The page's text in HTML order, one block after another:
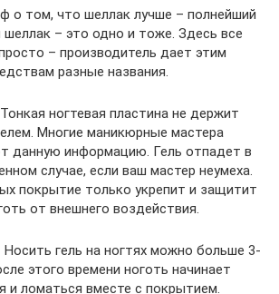
о том, что шеллак лучше – полнейший
шеллак – это одно и тоже. Здесь все
– производитель дает этим
разные названия.
Тонкая ногтевая пластина не держит
Многие маникюрные мастера
данную информацию. Гель отпадет в
случае, если ваш мастер неумеха.
покрытие только укрепит и защитит
от внешнего воздействия.
Носить гель на ногтях можно больше 3-
этого времени ноготь начинает
и ломаться вместе с покрытием.